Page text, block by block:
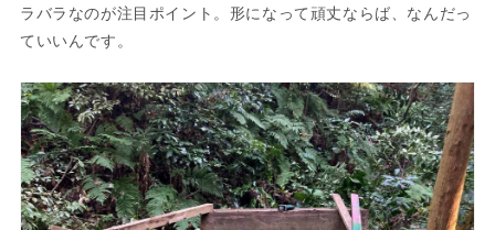
ラバラなのが注目ポイント。形になって頑丈ならば、なんだっ
ていいんです。